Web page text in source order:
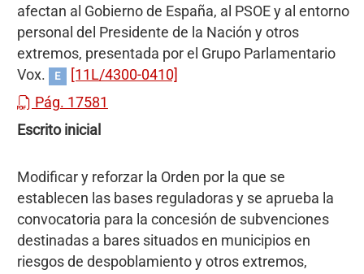
afectan al Gobierno de España, al PSOE y al entorno
personal del Presidente de la Nación y otros
extremos, presentada por el Grupo Parlamentario
Vox.
E
[11L/4300-0410]
Pág. 17581
Escrito inicial
Modificar y reforzar la Orden por la que se
establecen las bases reguladoras y se aprueba la
convocatoria para la concesión de subvenciones
destinadas a bares situados en municipios en
riesgos de despoblamiento y otros extremos,